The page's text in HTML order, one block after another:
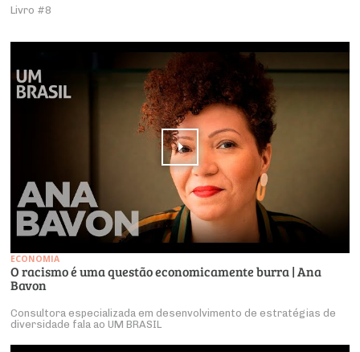
Livro #8
ECONOMIA
O racismo é uma questão economicamente burra | Ana
Bavon
Consultora especializada em desenvolvimento de estratégias de
diversidade fala ao UM BRASIL